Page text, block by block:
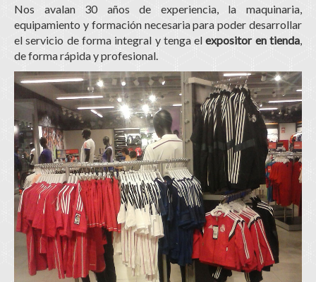
Nos avalan 30 años de experiencia, la maquinaria,
equipamiento y formación necesaria para poder desarrollar
el servicio de forma integral y tenga elexpositor en tienda,
de forma rápida y profesional.